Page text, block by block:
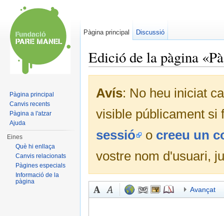
Edició de la pàgina
Avís: No heu iniciat
visible públicament
sessió
o creeu un
vostre nom d'usuari,
Avançat
Pàgina principal Discussió
Pàgina principal
Canvis recents
Pàgina a l'atzar
Ajuda
Eines
Què hi enllaça
Canvis relacionats
Pàgines especials
Informació de la
pàgina